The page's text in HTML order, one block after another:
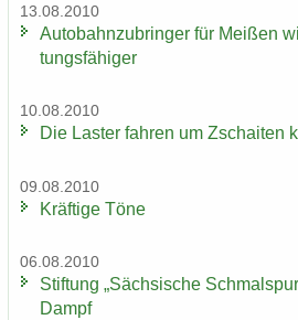
13.08.2010
Au­to­bahn­zu­brin­ger für Mei­ßen
tungs­fä­hi­ger
10.08.2010
Die Las­ter fah­ren um Zschai­ten
09.08.2010
Kräf­ti­ge Töne
06.08.2010
Stif­tung „Säch­si­sche
Dampf